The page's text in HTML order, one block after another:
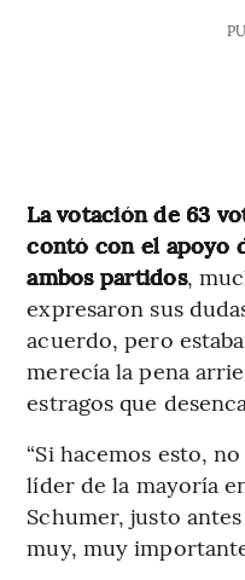
La votación de 63
contó con el apoyo
ambos partidos,
expresaron sus
acuerdo, pero
merecía la pena
estragos que
“Si hacemos esto,
líder de la mayoría
Schumer, justo
muy, muy